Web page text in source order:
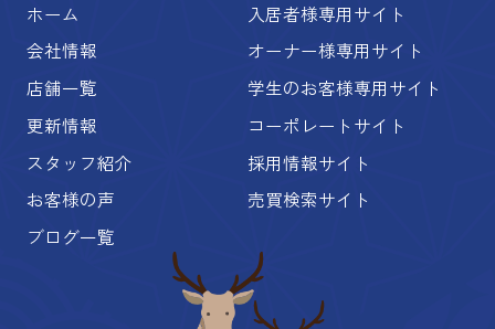
ホーム
会社情報
店舗一覧
更新情報
スタッフ紹介
お客様の声
ブログ一覧
入居者様専用サイト
オーナー様専用サイト
学生のお客様専用サイト
コーポレートサイト
採用情報サイト
売買検索サイト